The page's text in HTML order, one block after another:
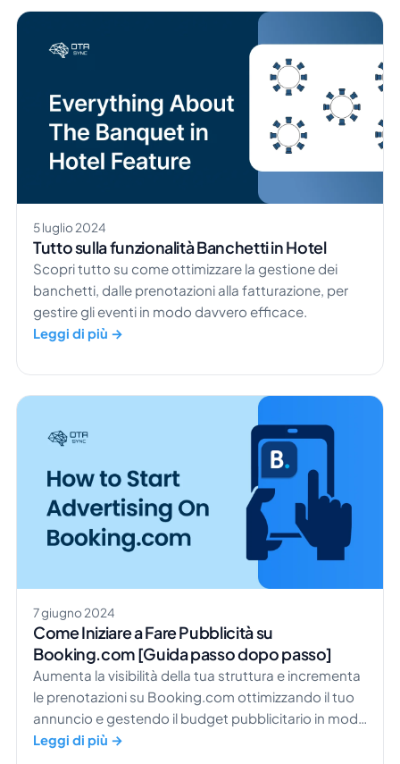
l'argomento più discusso in questi giorni. Potreste
5 luglio 2024
Tutto sulla funzionalità Banchetti in Hotel
Scopri tutto su come ottimizzare la gestione dei
banchetti, dalle prenotazioni alla fatturazione, per
gestire gli eventi in modo davvero efficace.
Leggi di più →
7 giugno 2024
Come Iniziare a Fare Pubblicità su
Booking.com [Guida passo dopo passo]
Aumenta la visibilità della tua struttura e incrementa
le prenotazioni su Booking.com ottimizzando il tuo
annuncio e gestendo il budget pubblicitario in modo
efficace.
Leggi di più →